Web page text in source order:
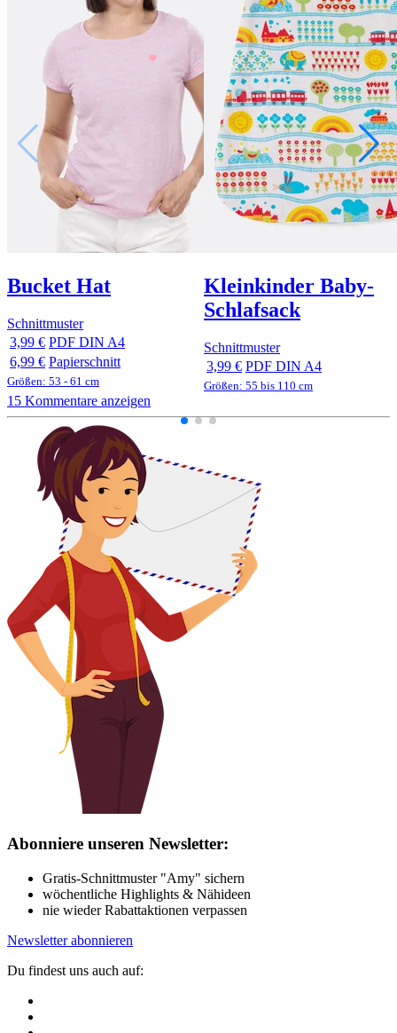
Bucket Hat
Schnittmuster
3,99 € PDF DIN A4
6,99 € Papierschnitt
Größen: 53 - 61 cm
Kleinkinder Baby-
Schlafsack
Schnittmuster
3,99 € PDF DIN A4
Größen: 55 bis 110 cm
15 Kommentare anzeigen
Abonniere unseren Newsletter:
Gratis-Schnittmuster "Amy" sichern
wöchentliche Highlights & Nähideen
nie wieder Rabattaktionen verpassen
Newsletter abonnieren
Du findest uns auch auf: